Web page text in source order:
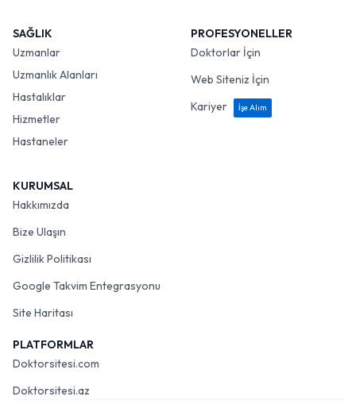
SAĞLIK
Uzmanlar
Uzmanlık Alanları
Hastalıklar
Hizmetler
Hastaneler
PROFESYONELLER
Doktorlar İçin
Web Siteniz İçin
Kariyer
İşe Alım
KURUMSAL
Hakkımızda
Bize Ulaşın
Gizlilik Politikası
Google Takvim Entegrasyonu
Site Haritası
PLATFORMLAR
Doktorsitesi.com
Doktorsitesi.az